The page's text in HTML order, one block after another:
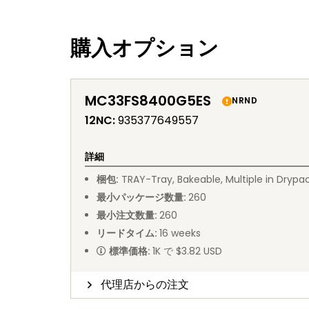
購入オプション
MC33FS8400G5ES NRND
12NC:935377649557
詳細
梱包: TRAY-Tray, Bakeable, Multiple in
最小パッケージ数量: 260
最小注文数量: 260
リードタイム: 16 weeks
標準価格: 1K で $3.82 USD
代理店からの注文